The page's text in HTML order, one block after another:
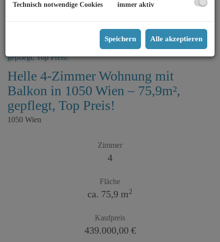
Helle 4-Zimmer Wohnung mit
Balkon in 1050 Wien – 75,9m²,
gepflegt, Top Preis!
1050 Wien
Zimmer
4
Fläche
ca. 75,9 m2
Kaufpreis
439.000,00 €
Technisch notwendige Cookies immer aktiv
Speichern Alle akzeptieren